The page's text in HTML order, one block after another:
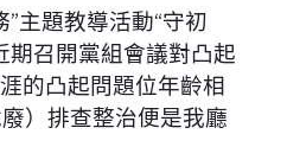
主題教導活動“守初
召開黨組會議對凸起
的凸起問題位年齡相
）排查整治便是我廳